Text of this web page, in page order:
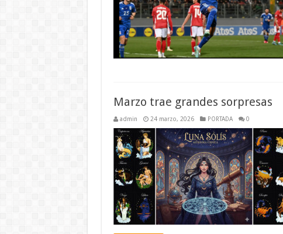
Marzo trae grandes sorpresas
admin 24 marzo, 2026 PORTADA 0